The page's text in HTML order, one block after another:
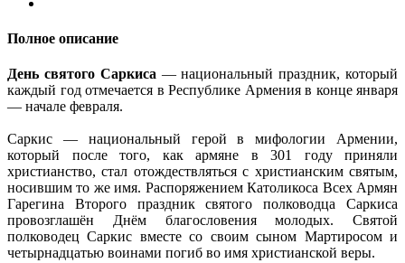
Полное описание
День святого Саркиса — национальный праздник, который
каждый год отмечается в Республике Армения в конце января
— начале февраля.
Саркис — национальный герой в мифологии Армении,
который после того, как армяне в 301 году приняли
христианство, стал отождествляться с христианским святым,
носившим то же имя. Распоряжением Католикоса Всех Армян
Гарегина Второго праздник святого полководца Саркиса
провозглашён Днём благословения молодых. Святой
полководец Саркис вместе со своим сыном Мартиросом и
четырнадцатью воинами погиб во имя христианской веры.